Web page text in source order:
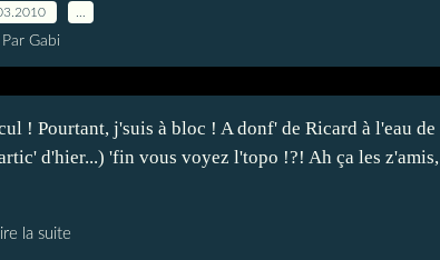
Par Gabi
! Pourtant, j'suis à bloc ! A donf' de Ricard à l'eau de
d'hier...) 'fin vous voyez l'topo !?! Ah ça les z'amis,
la suite